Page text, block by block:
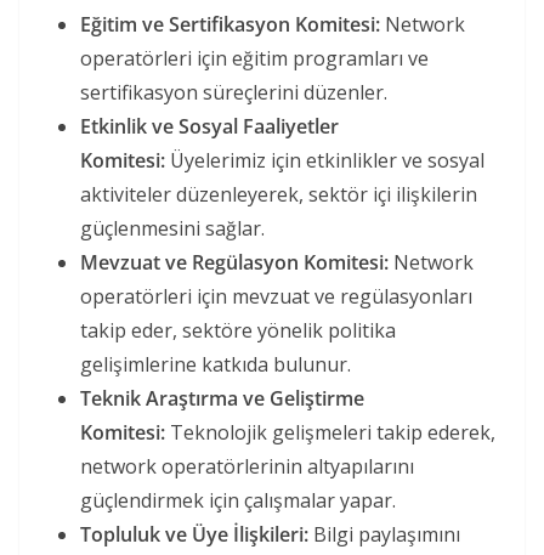
Eğitim ve Sertifikasyon Komitesi: Network
operatörleri için eğitim programları ve
sertifikasyon süreçlerini düzenler.
Etkinlik ve Sosyal Faaliyetler
Komitesi: Üyelerimiz için etkinlikler ve sosyal
aktiviteler düzenleyerek, sektör içi ilişkilerin
güçlenmesini sağlar.
Mevzuat ve Regülasyon Komitesi: Network
operatörleri için mevzuat ve regülasyonları
takip eder, sektöre yönelik politika
gelişimlerine katkıda bulunur.
Teknik Araştırma ve Geliştirme
Komitesi: Teknolojik gelişmeleri takip ederek,
network operatörlerinin altyapılarını
güçlendirmek için çalışmalar yapar.
Topluluk ve Üye İlişkileri: Bilgi paylaşımını